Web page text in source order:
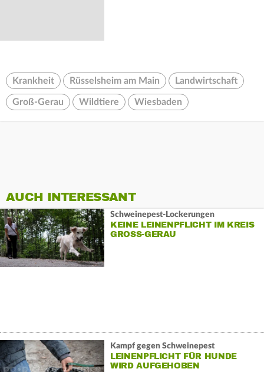
Krankheit Rüsselsheim am Main Landwirtschaft
Groß-Gerau Wildtiere Wiesbaden
AUCH INTERESSANT
Schweinepest-Lockerungen
KEINE LEINENPFLICHT IM KREIS
GROSS-GERAU
Kampf gegen Schweinepest
LEINENPFLICHT FÜR HUNDE
WIRD AUFGEHOBEN